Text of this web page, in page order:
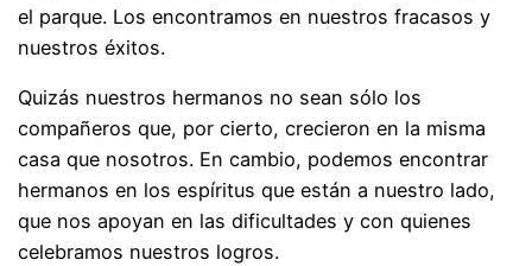
el parque. Los encontramos en nuestros fracasos y
nuestros éxitos.
Quizás nuestros hermanos no sean sólo los
compañeros que, por cierto, crecieron en la misma
casa que nosotros. En cambio, podemos encontrar
hermanos en los espíritus que están a nuestro lado,
que nos apoyan en las dificultades y con quienes
celebramos nuestros logros.